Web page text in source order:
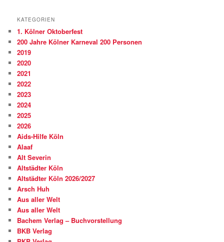
KATEGORIEN
1. Kölner Oktoberfest
200 Jahre Kölner Karneval 200 Personen
2019
2020
2021
2022
2023
2024
2025
2026
Aids-Hilfe Köln
Alaaf
Alt Severin
Altstädter Köln
Altstädter Köln 2026/2027
Arsch Huh
Aus aller Welt
Aus aller Welt
Bachem Verlag – Buchvorstellung
BKB Verlag